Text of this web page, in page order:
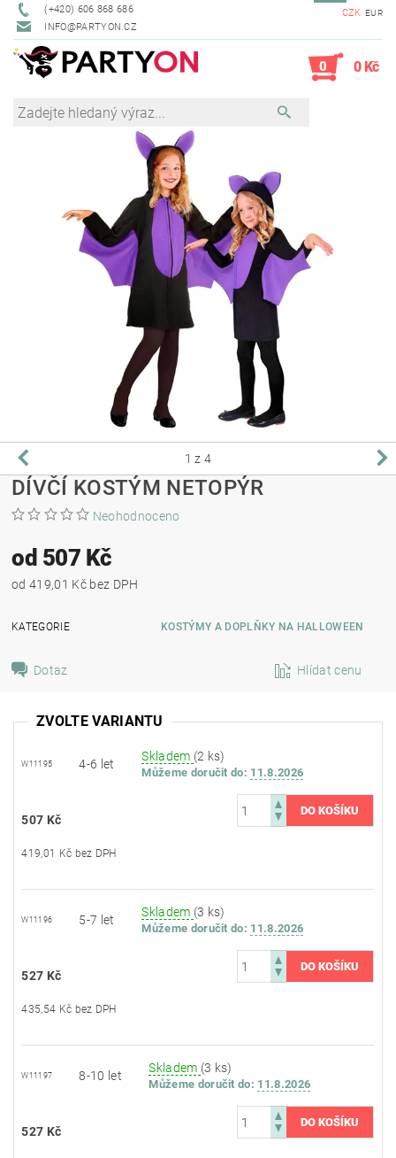
(+420) 606 868 686
INFO@PARTYON.CZ
CZK EUR
0 0 Kč
1 z 4
DÍVČÍ KOSTÝM NETOPÝR
Neohodnoceno
od 507 Kč
od 419,01 Kč bez DPH
KATEGORIE KOSTÝMY A DOPLŇKY NA HALLOWEEN
Dotaz Hlídat cenu
ZVOLTE VARIANTU
W11195 4-6 let
Skladem (2 ks)
Můžeme doručit do: 11.8.2026
507 Kč
419,01 Kč bez DPH
W11196 5-7 let
Skladem (3 ks)
Můžeme doručit do: 11.8.2026
527 Kč
435,54 Kč bez DPH
W11197 8-10 let
Skladem (3 ks)
Můžeme doručit do: 11.8.2026
527 Kč